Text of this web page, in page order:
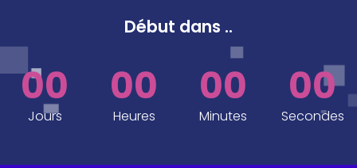
Début dans ..
00
Jours
00
Heures
00
Minutes
00
Secondes